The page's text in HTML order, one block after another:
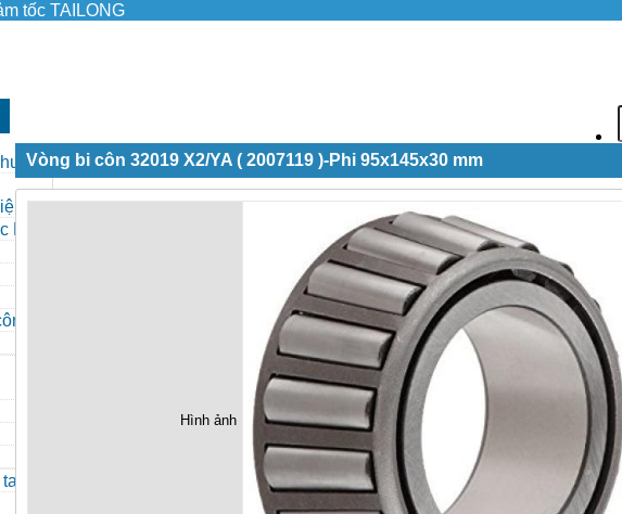
tốc TAILONG
-
Biệt
eo
Vòng bi côn 32019 X2/YA ( 2007119 )-Phi 95x145x30 mm
Hình ảnh